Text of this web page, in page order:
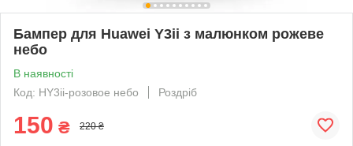
Бампер для Huawei Y3ii з малюнком рожеве
небо
В наявності
Код: HY3ii-розовое небо
Роздріб
150 ₴ 220 ₴